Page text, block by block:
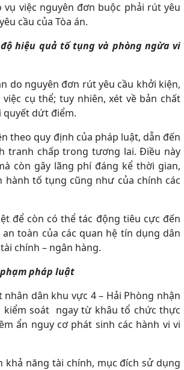
việc nguyên đơn buộc phải rút yêu
cầu của Tòa án.
hiệu quả tố tụng và phòng ngừa vi
do nguyên đơn rút yêu cầu khởi kiện,
cụ thể; tuy nhiên, xét về bản chất
quyết dứt điểm.
theo quy định của pháp luật, dẫn đến
tranh chấp trong tương lai. Điều này
còn gây lãng phí đáng kể thời gian,
hành tố tụng cũng như của chính các
để còn có thể tác động tiêu cực đến
toàn của các quan hệ tín dụng dân
chính – ngân hàng.
pháp luật
dân khu vực 4 – Hải Phòng nhận
soát ngay từ khâu tổ chức thực
ẩn nguy cơ phát sinh các hành vi vi
năng tài chính, mục đích sử dụng